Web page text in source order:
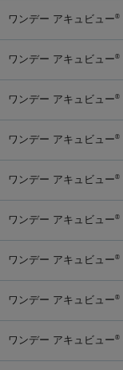
ワンデー アキュビュー®
ワンデー アキュビュー®
ワンデー アキュビュー®
ワンデー アキュビュー®
ワンデー アキュビュー®
ワンデー アキュビュー®
ワンデー アキュビュー®
ワンデー アキュビュー®
ワンデー アキュビュー®